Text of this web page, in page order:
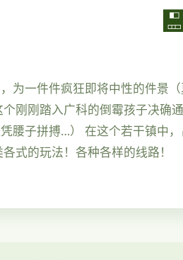
为一件件疯狂即将中性的件景
刚刚踏入广科的倒霉孩子决确
腰子拼搏…） 在这个若干镇中
式的玩法！各种各样的线路！